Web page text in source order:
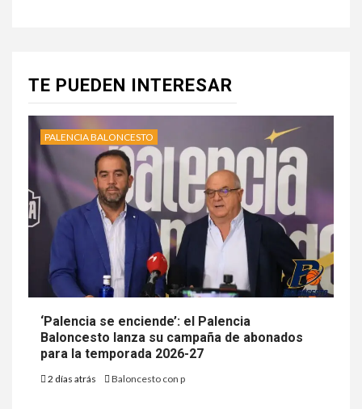
TE PUEDEN INTERESAR
PALENCIA BALONCESTO
‘Palencia se enciende’: el Palencia
Baloncesto lanza su campaña de abonados
para la temporada 2026-27
2 días atrás Baloncesto con p